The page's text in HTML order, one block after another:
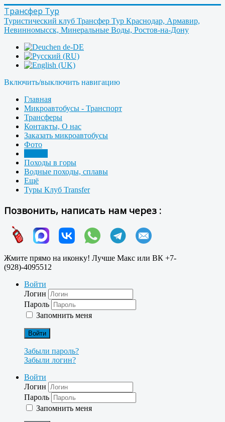
Трансфер Тур
Туристический клуб Трансфер Тур Краснодар, Армавир,
Невинномысск, Минеральные Воды, Ростов-на-Дону
Включить/выключить навигацию
Главная
Микроавтобусы - Транспорт
Трансферы
Контакты, О нас
Заказать микроавтобусы
Фото
Походы в горы
Водные походы, сплавы
Ещё
Туры Клуб Transfer
Позвонить, написать нам через :
Жмите прямо на иконку! Лучше Макс или ВК +7-
(928)-4095512
Войти
Логин
Пароль
Запомнить меня
Войти
Забыли пароль?
Забыли логин?
Войти
Логин
Пароль
Запомнить меня